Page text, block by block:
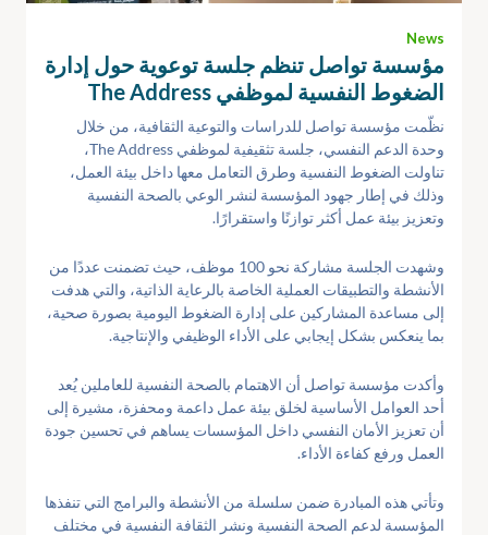
News
مؤسسة تواصل تنظم جلسة توعوية حول إدارة
الضغوط النفسية لموظفي The Address
نظّمت مؤسسة تواصل للدراسات والتوعية الثقافية، من خلال
وحدة الدعم النفسي، جلسة تثقيفية لموظفي The Address،
تناولت الضغوط النفسية وطرق التعامل معها داخل بيئة العمل،
وذلك في إطار جهود المؤسسة لنشر الوعي بالصحة النفسية
وتعزيز بيئة عمل أكثر توازنًا واستقرارًا.
وشهدت الجلسة مشاركة نحو 100 موظف، حيث تضمنت عددًا من
الأنشطة والتطبيقات العملية الخاصة بالرعاية الذاتية، والتي هدفت
إلى مساعدة المشاركين على إدارة الضغوط اليومية بصورة صحية،
بما ينعكس بشكل إيجابي على الأداء الوظيفي والإنتاجية.
وأكدت مؤسسة تواصل أن الاهتمام بالصحة النفسية للعاملين يُعد
أحد العوامل الأساسية لخلق بيئة عمل داعمة ومحفزة، مشيرة إلى
أن تعزيز الأمان النفسي داخل المؤسسات يساهم في تحسين جودة
العمل ورفع كفاءة الأداء.
وتأتي هذه المبادرة ضمن سلسلة من الأنشطة والبرامج التي تنفذها
المؤسسة لدعم الصحة النفسية ونشر الثقافة النفسية في مختلف